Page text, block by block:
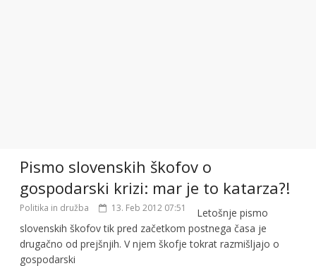
Pismo slovenskih škofov o
gospodarski krizi: mar je to katarza?!
Politika in družba 13. Feb 2012 07:51
Letošnje pismo
slovenskih škofov tik pred začetkom postnega časa je
drugačno od prejšnjih. V njem škofje tokrat razmišljajo o
gospodarski